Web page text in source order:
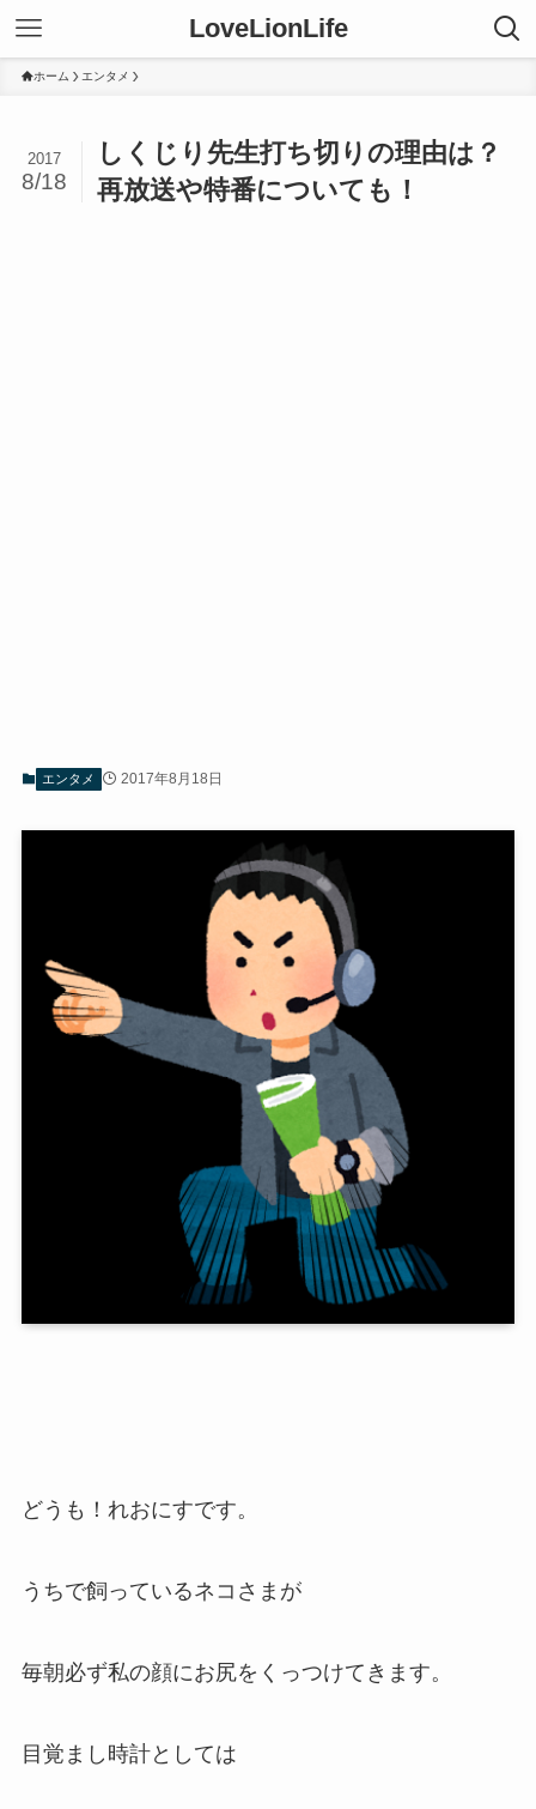
LoveLionLife
ホーム エンタメ
しくじり先生打ち切りの理由は？
再放送や特番についても！
2017
8/18
エンタメ 2017年8月18日
どうも！れおにすです。
うちで飼っているネコさまが
毎朝必ず私の顔にお尻をくっつけてきます。
目覚まし時計としては